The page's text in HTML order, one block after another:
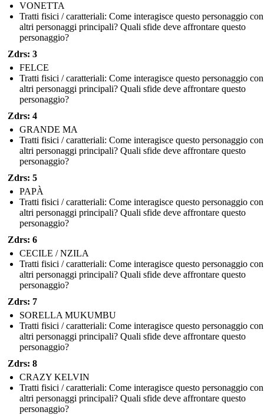
VONETTA
Tratti fisici / caratteriali: Come interagisce questo personaggio
altri personaggi principali? Quali sfide deve affrontare questo
personaggio?
Zdrs: 3
FELCE
Tratti fisici / caratteriali: Come interagisce questo personaggio
altri personaggi principali? Quali sfide deve affrontare questo
personaggio?
Zdrs: 4
GRANDE MA
Tratti fisici / caratteriali: Come interagisce questo personaggio
altri personaggi principali? Quali sfide deve affrontare questo
personaggio?
Zdrs: 5
PAPÀ
Tratti fisici / caratteriali: Come interagisce questo personaggio
altri personaggi principali? Quali sfide deve affrontare questo
personaggio?
Zdrs: 6
CECILE / NZILA
Tratti fisici / caratteriali: Come interagisce questo personaggio
altri personaggi principali? Quali sfide deve affrontare questo
personaggio?
Zdrs: 7
SORELLA MUKUMBU
Tratti fisici / caratteriali: Come interagisce questo personaggio
altri personaggi principali? Quali sfide deve affrontare questo
personaggio?
Zdrs: 8
CRAZY KELVIN
Tratti fisici / caratteriali: Come interagisce questo personaggio
altri personaggi principali? Quali sfide deve affrontare questo
personaggio?